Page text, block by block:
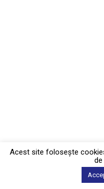
Acest site foloseşte
de